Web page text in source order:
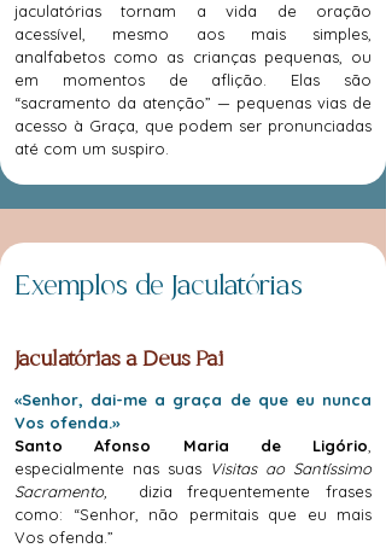
jaculatórias tornam a vida de oração
acessível, mesmo aos mais simples,
analfabetos como as crianças pequenas, ou
em momentos de aflição. Elas são
“sacramento da atenção” — pequenas vias de
acesso à Graça, que podem ser pronunciadas
até com um suspiro.
Exemplos de Jaculatórias
Jaculatórias a Deus Pai
«Senhor, dai-me a graça de que eu nunca
Vos ofenda.»
Santo Afonso Maria de Ligório
especialmente nas suas Visitas ao Santíssimo
Sacramento,
dizia frequentemente frases
como: “Senhor, não permitais que eu mais
Vos ofenda.”